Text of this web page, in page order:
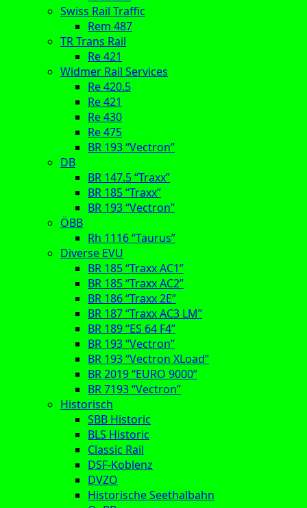
Swiss Rail Traffic
Rem 487
TR Trans Rail
Re 421
Widmer Rail Services
Re 420.5
Re 421
Re 430
Re 475
BR 193 “Vectron”
DB
BR 147.5 “Traxx”
BR 185 “Traxx”
BR 193 “Vectron”
ÖBB
Rh 1116 “Taurus”
Diverse EVU
BR 185 “Traxx AC1”
BR 185 “Traxx AC2”
BR 186 “Traxx 2E”
BR 187 “Traxx AC3 LM”
BR 189 “ES 64 F4”
BR 193 “Vectron”
BR 193 “Vectron XLoad”
BR 2019 “EURO 9000”
BR 7193 “Vectron”
Historisch
SBB Historic
BLS Historic
Classic Rail
DSF-Koblenz
DVZO
Historische Seethalbahn